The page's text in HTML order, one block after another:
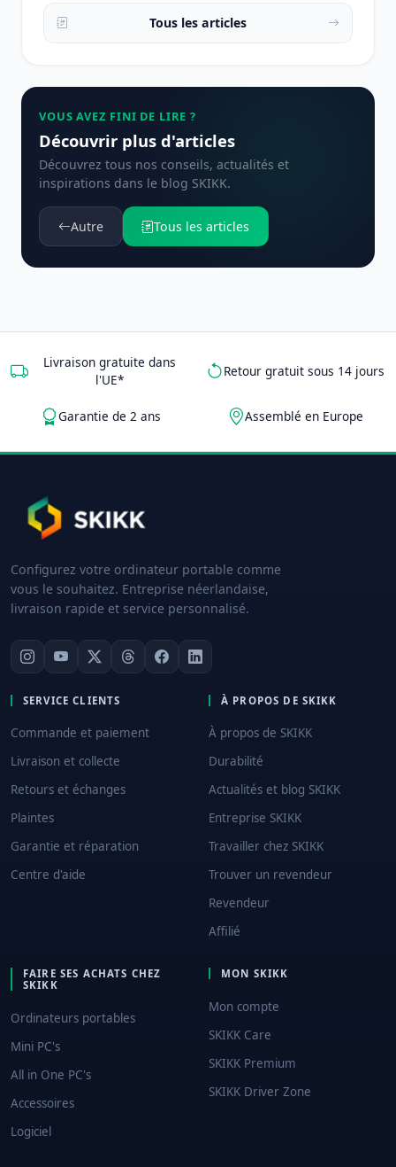
Tous les articles
VOUS AVEZ FINI DE LIRE ?
Découvrir plus d'articles
Découvrez tous nos conseils, actualités et
inspirations dans le blog SKIKK.
Autre Tous les articles
Livraison gratuite dans
l'UE*
Retour gratuit sous 14 jours
Garantie de 2 ans Assemblé en Europe
Configurez votre ordinateur portable comme
vous le souhaitez. Entreprise néerlandaise,
livraison rapide et service personnalisé.
SERVICE CLIENTS
Commande et paiement
Livraison et collecte
Retours et échanges
Plaintes
Garantie et réparation
Centre d'aide
À PROPOS DE SKIKK
À propos de SKIKK
Durabilité
Actualités et blog SKIKK
Entreprise SKIKK
Travailler chez SKIKK
Trouver un revendeur
Revendeur
Affilié
FAIRE SES ACHATS CHEZ
SKIKK
Ordinateurs portables
Mini PC's
All in One PC's
Accessoires
Logiciel
MON SKIKK
Mon compte
SKIKK Care
SKIKK Premium
SKIKK Driver Zone